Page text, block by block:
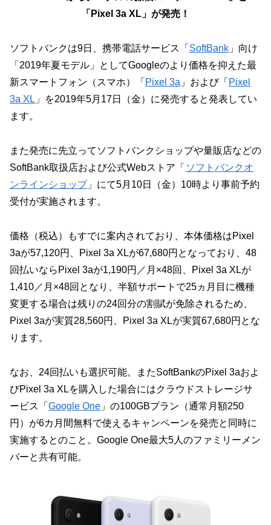
「Pixel 3a XL」が発売！
ソフトバンクは9日、携帯電話サービス「 SoftBank 」向け
「2019年夏モデル」としてGoogleのより価格を抑えた最
新スマートフォン（スマホ）「 Pixel 3a 」および「 Pixel
3a XL 」を2019年5月17日（金）に発売すると発表してい
ます。
また発売に先立ってソフトバンクショップや量販店などの
SoftBank取扱店および公式Webストア「 ソフトバンクオ
ンラインショップ」にて5月10日（金）10時より事前予約
受付が実施されます。
価格（税込）もすでに案内されており、本体価格はPixel
3aが57,120円、Pixel 3a XLが67,680円となっており、48
回払いならPixel 3aが1,190円／月×48回、Pixel 3a XLが
1,410／月×48回となり、半額サポートで25ヵ月目に機種
変更する場合は残りの24回分の割賦が免除されるため、
Pixel 3aが実質28,560円、Pixel 3a XLが実質67,680円とな
ります。
なお、24回払いも選択可能。またSoftBankのPixel 3aおよ
びPixel 3a XLを購入した場合にはクラウドストレージサ
ービス「 Google One 」の100GBプラン（通常月額250
円）が6カ月間無料で使えるキャンペーンを発売と同時に
実施するとのこと。Google One最大5人のファミリーメン
バーと共有可能。